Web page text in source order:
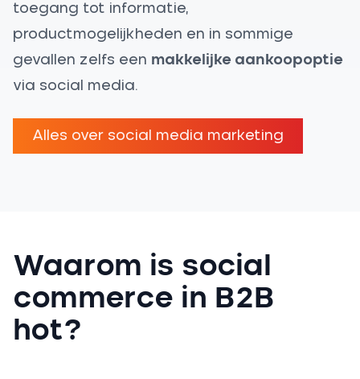
toegang tot informatie,
productmogelijkheden en in sommige
gevallen zelfs een makkelijke aankoopoptie
via social media.
Alles over social media marketing
Waarom is social
commerce in B2B
hot?